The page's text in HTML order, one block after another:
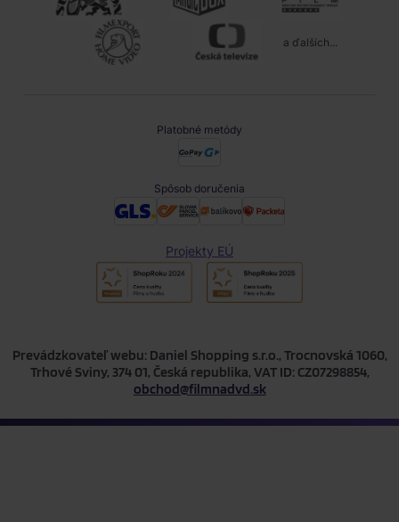
a ďalších...
Platobné metódy
Spôsob doručenia
Projekty EÚ
Prevádzkovateľ webu: Daniel Shopping s.r.o., Trocnovská 1060,
Trhové Sviny, 374 01, Česká republika, VAT ID: CZ07298854,
obchod@filmnadvd.sk